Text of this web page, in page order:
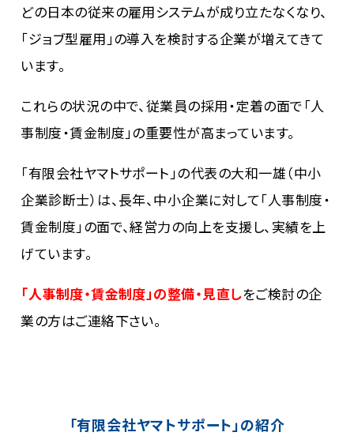
どの日本の従来の雇用システムが成り立たなくなり、
「ジョブ型雇用」の導入を検討する企業が増えてきて
います。
これらの状況の中で、従業員の採用・定着の面で「人
事制度・賃金制度」の重要性が高まっています。
「有限会社ヤマトサポート」の代表の大和一雄（中小
企業診断士）は、長年、中小企業に対して「人事制度・
賃金制度」の面で、経営力の向上を支援し、実績を上
げています。
「人事制度・賃金制度」の整備・見直しをご検討の企
業の方はご連絡下さい。
「有限会社ヤマトサポート」の紹介